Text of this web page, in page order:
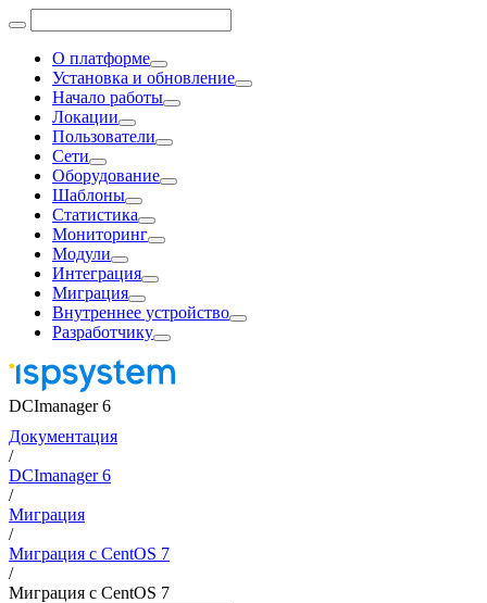
О платформе
Установка и обновление
Начало работы
Локации
Пользователи
Сети
Оборудование
Шаблоны
Статистика
Мониторинг
Модули
Интеграция
Миграция
Внутреннее устройство
Разработчику
DCImanager 6
Документация
/
DCImanager 6
/
Миграция
/
Миграция с CentOS 7
/
Миграция с CentOS 7